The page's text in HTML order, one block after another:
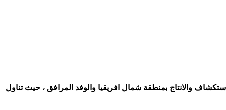
والانتاج بمنطقة شمال افريقيا والوفد المرافق ، حيث تناول